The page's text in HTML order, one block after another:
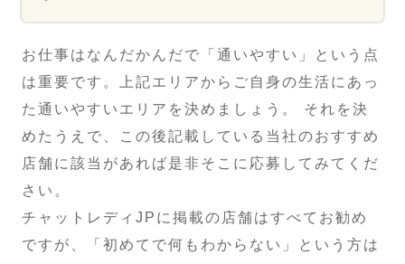
お仕事はなんだかんだで「通いやすい」という点
は重要です。上記エリアからご自身の生活にあっ
た通いやすいエリアを決めましょう。 それを決
めたうえで、この後記載している当社のおすすめ
店舗に該当があれば是非そこに応募してみてくだ
さい。
チャットレディJPに掲載の店舗はすべてお勧め
ですが、「初めてで何もわからない」という方は